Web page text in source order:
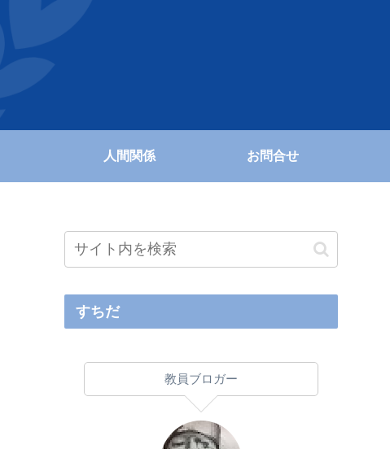
人間関係 お問合せ
すちだ
教員ブロガー